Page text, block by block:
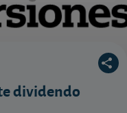
dividendo